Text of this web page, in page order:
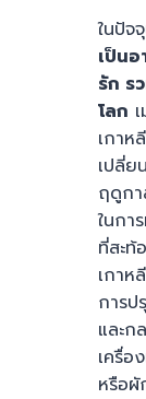
ในปัจ
เป็น
รัก ร
โลก
เกาห
เปลี่ย
ฤดูกา
ในกา
ที่สะ
เกาห
การป
และก
เครื่อ
หรือ